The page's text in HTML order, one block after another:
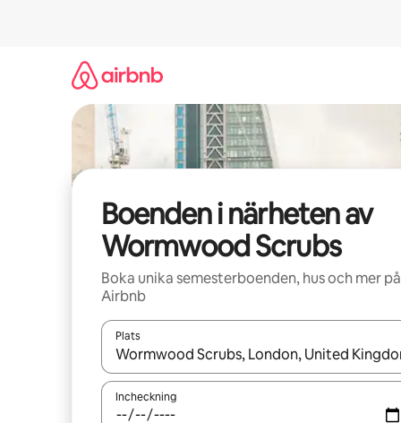
Boenden i närheten av
Wormwood Scrubs
Boka unika semesterboenden, hus och mer på
Airbnb
Plats
När resultaten är tillgängliga kan du navigera
Incheckning